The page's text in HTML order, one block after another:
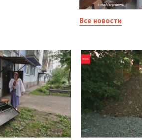
Все новости